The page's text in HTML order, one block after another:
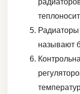
называют